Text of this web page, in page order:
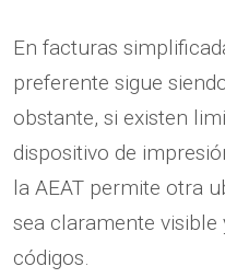
En facturas
preferente sigue
obstante, si existen
dispositivo de
la AEAT permite otra
sea claramente
códigos.